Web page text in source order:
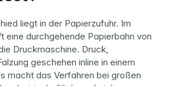
liegt in der Papierzufuhr. Im
eine durchgehende Papierbahn von
Druckmaschine. Druck,
geschehen inline in einem
macht das Verfahren bei großen